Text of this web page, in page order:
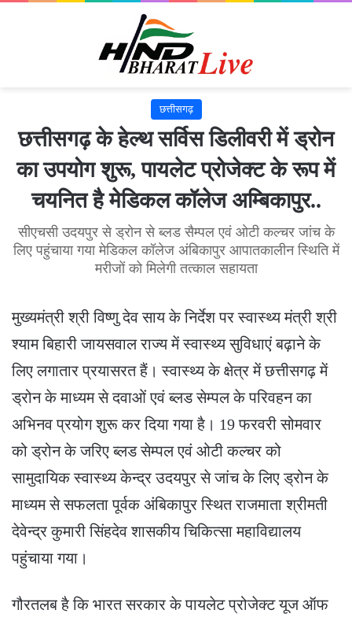
छत्तीसगढ़
छत्तीसगढ़ के हेल्थ सर्विस डिलीवरी में ड्रोन
का उपयोग शुरू, पायलेट प्रोजेक्ट के रूप में
चयनित है मेडिकल कॉलेज अम्बिकापुर..
सीएचसी उदयपुर से ड्रोन से ब्लड सैम्पल एवं ओटी कल्चर जांच के
लिए पहुंचाया गया मेडिकल कॉलेज अंबिकापुर आपातकालीन स्थिति में
मरीजों को मिलेगी तत्काल सहायता
मुख्यमंत्री श्री विष्णु देव साय के निर्देश पर स्वास्थ्य मंत्री श्री
श्याम बिहारी जायसवाल राज्य में स्वास्थ्य सुविधाएं बढ़ाने के
लिए लगातार प्रयासरत हैं। स्वास्थ्य के क्षेत्र में छत्तीसगढ़ में
ड्रोन के माध्यम से दवाओं एवं ब्लड सेम्पल के परिवहन का
अभिनव प्रयोग शुरू कर दिया गया है। 19 फरवरी सोमवार
को ड्रोन के जरिए ब्लड सेम्पल एवं ओटी कल्चर को
सामुदायिक स्वास्थ्य केन्द्र उदयपुर से जांच के लिए ड्रोन के
माध्यम से सफलता पूर्वक अंबिकापुर स्थित राजमाता श्रीमती
देवेन्द्र कुमारी सिंहदेव शासकीय चिकित्सा महाविद्यालय
पहुंचाया गया।
गौरतलब है कि भारत सरकार के पायलेट प्रोजेक्ट यूज ऑफ